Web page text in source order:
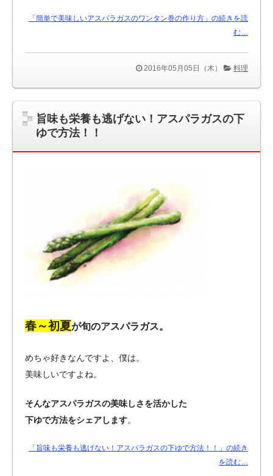
「簡単で美味しいアスパラガスのワンタン巻の作り方」の続きを読
む…
2016年05月05日（木） 料理
旨味も栄養も逃げない！アスパラガスの下
ゆで方法！！
春～初夏が旬のアスパラガス。
めちゃ好きなんですよ、僕は。
美味しいですよね。
そんなアスパラガスの美味しさを活かした
下ゆで方法をシェアします。
「旨味も栄養も逃げない！アスパラガスの下ゆで方法！！」の続き
を読む…